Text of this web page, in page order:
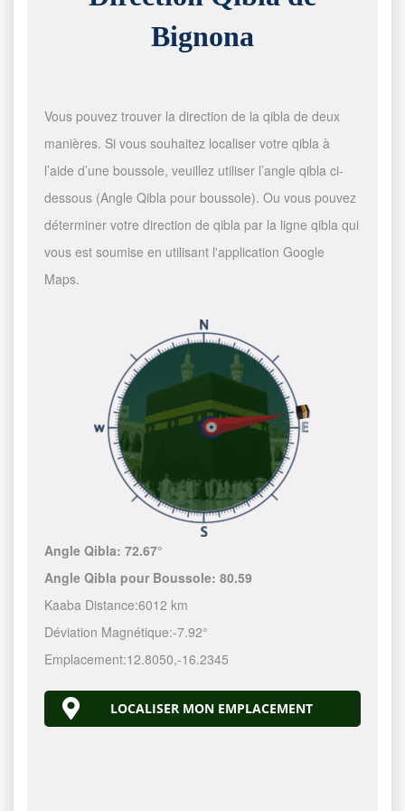
Bignona
Vous pouvez trouver la direction de la qibla de deux
manières. Si vous souhaitez localiser votre qibla à
l’aide d’une boussole, veuillez utiliser l’angle qibla ci-
dessous (Angle Qibla pour boussole). Ou vous pouvez
déterminer votre direction de qibla par la ligne qibla qui
vous est soumise en utilisant l'application Google
Maps.
Angle Qibla:72.67°
Angle Qibla pour Boussole:80.59
Kaaba Distance:6012 km
Déviation Magnétique:-7.92°
Emplacement:12.8050,-16.2345
LOCALISER MON EMPLACEMENT